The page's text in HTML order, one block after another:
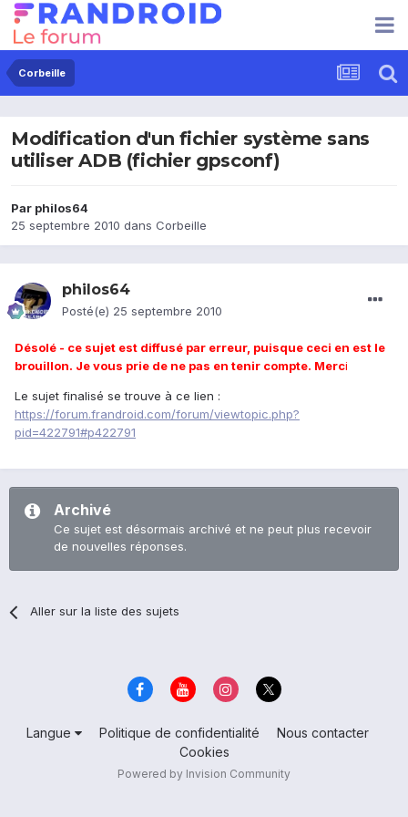
Corbeille
Modification d'un fichier système sans
utiliser ADB (fichier gpsconf)
Par philos64
25 septembre 2010 dans Corbeille
philos64
Posté(e) 25 septembre 2010
Désolé - ce sujet est diffusé par erreur, puisque ceci en est le
brouillon. Je vous prie de ne pas en tenir compte. Merci
Le sujet finalisé se trouve à ce lien :
https://forum.frandroid.com/forum/viewtopic.php?
pid=422791#p422791
Archivé
Ce sujet est désormais archivé et ne peut plus recevoir
de nouvelles réponses.
Aller sur la liste des sujets
Langue Politique de confidentialité
Nous contacter
Cookies
Powered by Invision Community